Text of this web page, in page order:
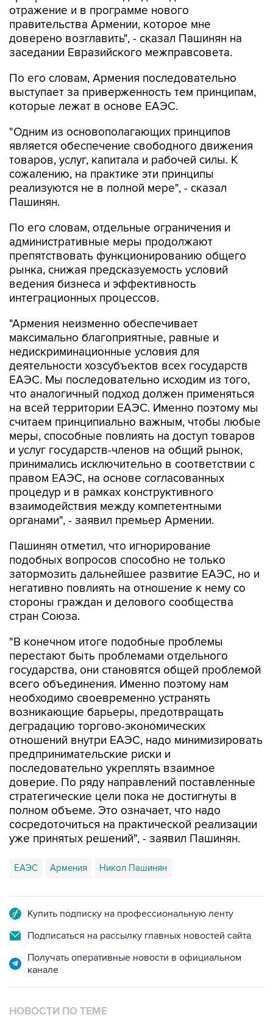
отражение и в программе нового
правительства Армении, которое мне
доверено возглавить", - сказал Пашинян на
заседании Евразийского межправсовета.
По его словам, Армения последовательно
выступает за приверженность тем принципам,
которые лежат в основе ЕАЭС.
"Одним из основополагающих принципов
является обеспечение свободного движения
товаров, услуг, капитала и рабочей силы. К
сожалению, на практике эти принципы
реализуются не в полной мере", - сказал
Пашинян.
По его словам, отдельные ограничения и
административные меры продолжают
препятствовать функционированию общего
рынка, снижая предсказуемость условий
ведения бизнеса и эффективность
интеграционных процессов.
"Армения неизменно обеспечивает
максимально благоприятные, равные и
недискриминационные условия для
деятельности хозсубъектов всех государств
ЕАЭС. Мы последовательно исходим из того,
что аналогичный подход должен применяться
на всей территории ЕАЭС. Именно поэтому мы
считаем принципиально важным, чтобы любые
меры, способные повлиять на доступ товаров
и услуг государств-членов на общий рынок,
принимались исключительно в соответствии с
правом ЕАЭС, на основе согласованных
процедур и в рамках конструктивного
взаимодействия между компетентными
органами", - заявил премьер Армении.
Пашинян отметил, что игнорирование
подобных вопросов способно не только
затормозить дальнейшее развитие ЕАЭС, но и
негативно повлиять на отношение к нему со
стороны граждан и делового сообщества
стран Союза.
"В конечном итоге подобные проблемы
перестают быть проблемами отдельного
государства, они становятся общей проблемой
всего объединения. Именно поэтому нам
необходимо своевременно устранять
возникающие барьеры, предотвращать
деградацию торгово-экономических
отношений внутри ЕАЭС, надо минимизировать
предпринимательские риски и
последовательно укреплять взаимное
доверие. По ряду направлений поставленные
стратегические цели пока не достигнуты в
полном объеме. Это означает, что надо
сосредоточиться на практической реализации
уже принятых решений", - заявил Пашинян.
ЕАЭС Армения Никол Пашинян
Купить подписку на профессиональную ленту
Подписаться на рассылку главных новостей сайта
Получать оперативные новости в официальном
канале
НОВОСТИ ПО ТЕМЕ